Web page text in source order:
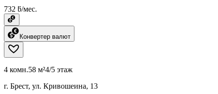
732 ƃ/мес.
Конвертер валют
4 комн.58 м²4/5 этаж
г. Брест, ул. Кривошеина, 13